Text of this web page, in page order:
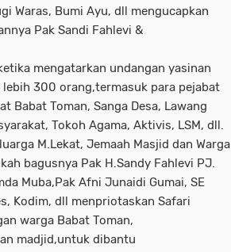
Waras, Bumi Ayu, dll mengucapkan
Pak Sandi Fahlevi &
mengatarkan undangan yasinan
300 orang,termasuk para pejabat
Babat Toman, Sanga Desa, Lawang
Tokoh Agama, Aktivis, LSM, dll.
M.Lekat, Jemaah Masjid dan Warga
bagusnya Pak H.Sandy Fahlevi PJ.
Muba,Pak Afni Junaidi Gumai, SE
Kodim, dll menpriotaskan Safari
warga Babat Toman,
madjid,untuk dibantu